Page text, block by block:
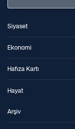
Siyaset
Ekonomi
Hafıza Kartı
Hayat
Arşiv